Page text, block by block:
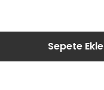
Sepete Ekle